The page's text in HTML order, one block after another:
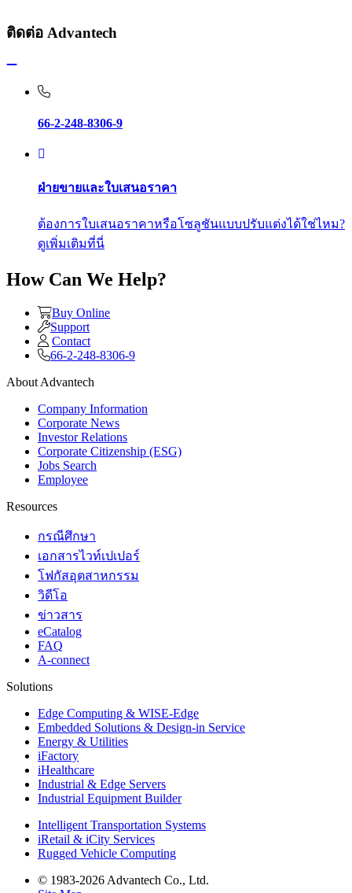
ติดต่อ Advantech
66-2-248-8306-9
ฝ่ายขายและใบเสนอราคา
ต้องการใบเสนอราคาหรือโซลูชันแบบปรับแต่งได้ใช่ไหม?
ดูเพิ่มเติมที่นี่
How Can We Help?
Buy Online
Support
Contact
66-2-248-8306-9
About Advantech
Company Information
Corporate News
Investor Relations
Corporate Citizenship (ESG)
Jobs Search
Employee
Resources
กรณีศึกษา
เอกสารไวท์เปเปอร์
โฟกัสอุตสาหกรรม
วิดีโอ
ข่าวสาร
eCatalog
FAQ
A-connect
Solutions
Edge Computing & WISE-Edge
Embedded Solutions & Design-in Service
Energy & Utilities
iFactory
iHealthcare
Industrial & Edge Servers
Industrial Equipment Builder
Intelligent Transportation Systems
iRetail & iCity Services
Rugged Vehicle Computing
© 1983-2026 Advantech Co., Ltd.